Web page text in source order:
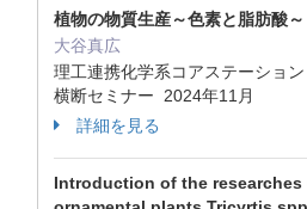
植物の物質生産～色素と脂肪酸～
大谷真広
理工連携化学系コアステーショ
横断セミナー 2024年11月
詳細を見る
Introduction of the